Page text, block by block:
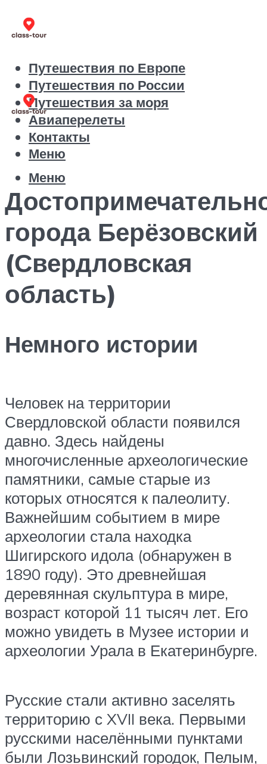
Путешествия по Европе
Путешествия по России
Путешествия за моря
Авиаперелеты
Контакты
Меню
Меню
города Берёзовский
(Свердловская
область)
Немного истории
Человек на территории
Свердловской области появился
давно. Здесь найдены
многочисленные археологические
памятники, самые старые из
которых относятся к палеолиту.
Важнейшим событием в мире
археологии стала находка
Шигирского идола (обнаружен в
1890 году). Это древнейшая
деревянная скульптура в мире,
возраст которой 11 тысяч лет. Его
можно увидеть в Музее истории и
археологии Урала в Екатеринбурге.
Русские стали активно заселять
территорию с XVII века. Первыми
русскими населёнными пунктами
были Лозьвинский городок, Пелым,